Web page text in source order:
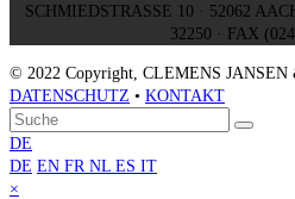
SCHMIEDSTRASSE 10 · 52062
32250 · FAX
© 2022 Copyright, CLEMENS JANSEN
DATENSCHUTZ • KONTAKT
An
den
Anfang
scrollen
Suche
Senden
DE
DE EN FR NL ES IT
×